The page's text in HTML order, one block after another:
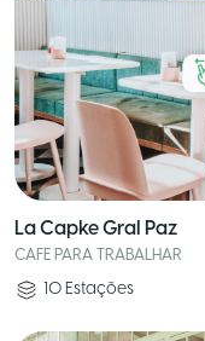
La Capke Gral Paz
CAFE PARA TRABALHAR
10 Estações